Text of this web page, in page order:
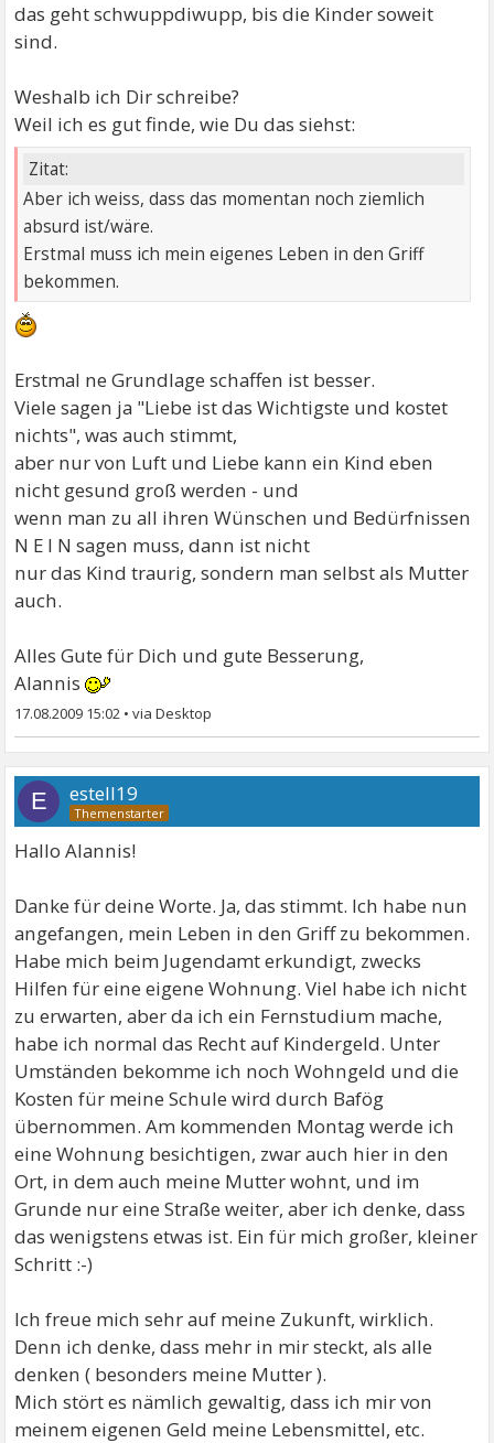
das geht schwuppdiwupp, bis die Kinder soweit
sind.
Weshalb ich Dir schreibe?
Weil ich es gut finde, wie Du das siehst:
Zitat:
Aber ich weiss, dass das momentan noch ziemlich
absurd ist/wäre.
Erstmal muss ich mein eigenes Leben in den Griff
bekommen.
Erstmal ne Grundlage schaffen ist besser.
Viele sagen ja "Liebe ist das Wichtigste und kostet
nichts", was auch stimmt,
aber nur von Luft und Liebe kann ein Kind eben
nicht gesund groß werden - und
wenn man zu all ihren Wünschen und Bedürfnissen
N E I N sagen muss, dann ist nicht
nur das Kind traurig, sondern man selbst als Mutter
auch.
Alles Gute für Dich und gute Besserung,
Alannis
17.08.2009 15:02 •
E estell19
Hallo Alannis!
Danke für deine Worte. Ja, das stimmt. Ich habe nun
angefangen, mein Leben in den Griff zu bekommen.
Habe mich beim Jugendamt erkundigt, zwecks
Hilfen für eine eigene Wohnung. Viel habe ich nicht
zu erwarten, aber da ich ein Fernstudium mache,
habe ich normal das Recht auf Kindergeld. Unter
Umständen bekomme ich noch Wohngeld und die
Kosten für meine Schule wird durch Bafög
übernommen. Am kommenden Montag werde ich
eine Wohnung besichtigen, zwar auch hier in den
Ort, in dem auch meine Mutter wohnt, und im
Grunde nur eine Straße weiter, aber ich denke, dass
das wenigstens etwas ist. Ein für mich großer, kleiner
Schritt :-)
Ich freue mich sehr auf meine Zukunft, wirklich.
Denn ich denke, dass mehr in mir steckt, als alle
denken ( besonders meine Mutter ).
Mich stört es nämlich gewaltig, dass ich mir von
meinem eigenen Geld meine Lebensmittel, etc.